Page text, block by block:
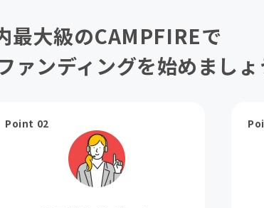
最大級のCAMPFIREで
ァンディングを始めましょ
Point 02